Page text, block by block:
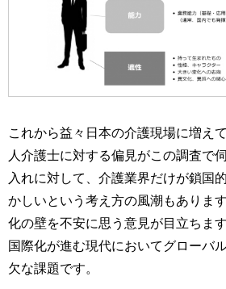
これから益々日本の介護現場に増え
人介護士に対する偏見がこの調査で
入れに対して、介護業界だけが鎖国
かしいという考え方の風潮もありま
化の壁を不安に思う意見が目立ちま
国際化が進む現代においてグローバ
欠な課題です。